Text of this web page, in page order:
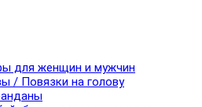
для женщин и мужчин
/ Повязки на голову